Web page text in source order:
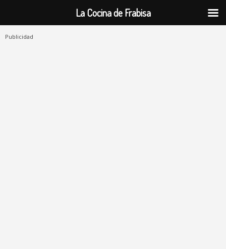
Publicidad
La Cocina de Frabisa